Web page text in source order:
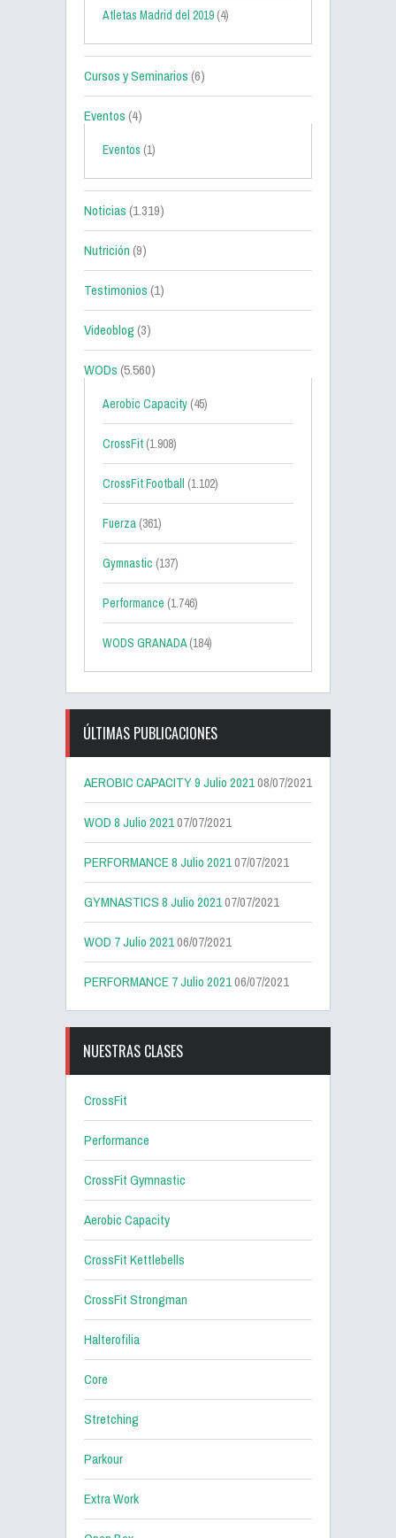
Atletas Madrid del 2019 (4)
Cursos y Seminarios(6)
Eventos(4)
Eventos (1)
Noticias(1.319)
Nutrición(9)
Testimonios(1)
Videoblog(3)
WODs(5.560)
Aerobic Capacity (45)
CrossFit (1.908)
CrossFit Football (1.102)
Fuerza (361)
Gymnastic (137)
Performance (1.746)
WODS GRANADA(184)
ÚLTIMAS PUBLICACIONES
AEROBIC CAPACITY 9 Julio 202108/07/2021
WOD 8 Julio 202107/07/2021
PERFORMANCE 8 Julio 202107/07/2021
GYMNASTICS 8 Julio 202107/07/2021
WOD 7 Julio 202106/07/2021
PERFORMANCE 7 Julio 202106/07/2021
NUESTRAS CLASES
CrossFit
Performance
CrossFit Gymnastic
Aerobic Capacity
CrossFit Kettlebells
CrossFit Strongman
Halterofilia
Core
Stretching
Parkour
Extra Work